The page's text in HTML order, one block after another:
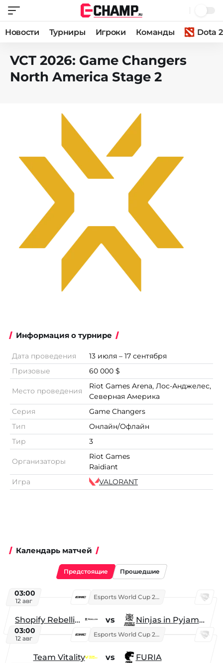
Новости Турниры Игроки Команды Dota 2
VCT 2026: Game Changers
North America Stage 2
Информация о турнире
Дата проведения
13 июля – 17 сентября
Призовые
60 000 $
Место проведения
Riot Games Arena, Лос-Анджелес,
Северная Америка
Серия
Game Changers
Тип
Онлайн/Офлайн
Тир
3
Организаторы
Riot Games
Raidiant
Игра
VALORANT
Календарь матчей
Предстоящие Прошедшие
03:00
12 авг
Esports World Cup 2026
Shopify Rebellion vs Ninjas in Pyjamas
03:00
12 авг
Esports World Cup 2026
Team Vitality vs FURIA